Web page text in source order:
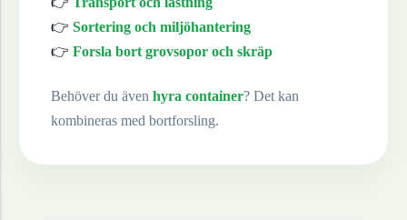
👉 Sortering och miljöhantering
👉 Forsla bort grovsopor och skräp
Behöver du även hyra container? Det kan
kombineras med bortforsling.